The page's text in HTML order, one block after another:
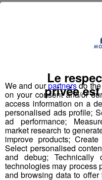
, sera diffusé
- au Cinébus des
- au Gaumont
- aux Nemours
- au Chanteclerc
We and ourpartnersdo the
on your consent and/or
access information on a
personalised ads profile;
ad performance;
market research to
improve products;
Select personalised
and debug; Technically
technologies may process
and browsing data to
Le
privée